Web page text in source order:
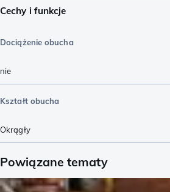
Cechy i funkcje
Dociążenie obucha
nie
Kształt obucha
Okrągły
Powiązane tematy